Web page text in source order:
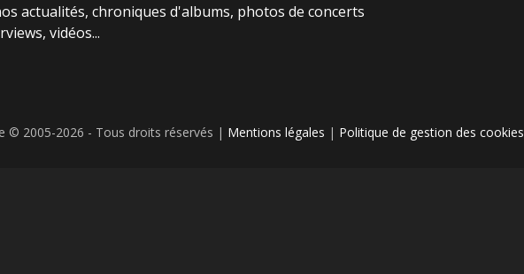
actualités, chroniques d'albums, photos de concerts
vidéos...
© 2005-2026 - Tous droits réservés | Mentions légales | Politique de gestion des cookies